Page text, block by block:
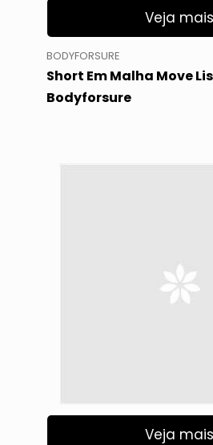
Veja mais
BODYFORSURE
Short Em Malha Move
Bodyforsure
Veja mais